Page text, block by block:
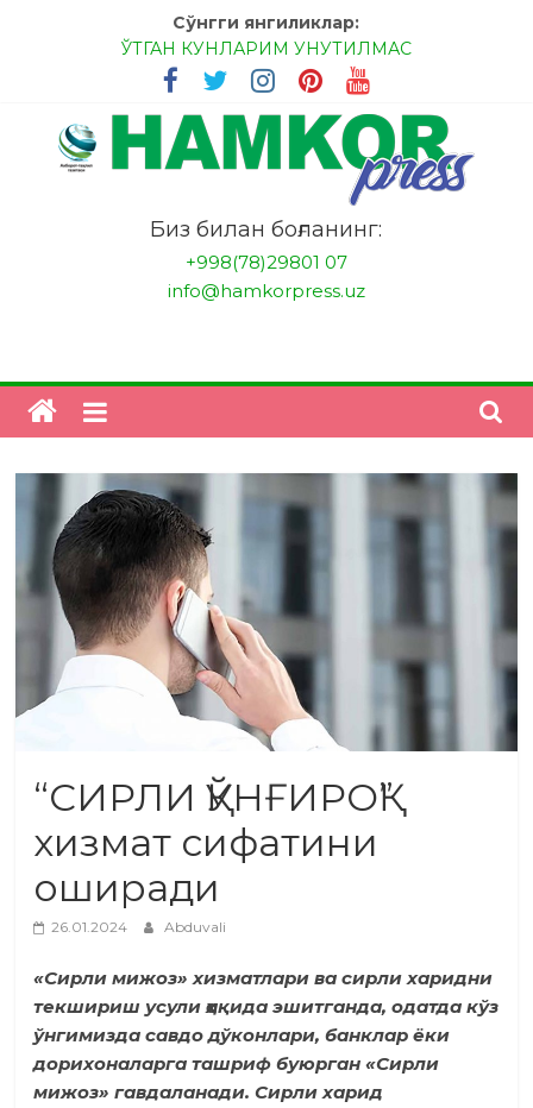
Сўнгги янгиликлар:
ЎТГАН КУНЛАРИМ УНУТИЛМАС
МЕССИ ВА РОНАЛДУ, АНА ЭНДИ ИККАЛАНГ ҲАМ
ҲУСАНОВГА ТАН БЕРИНГЛАР!
МЕҲР ОРҚАЛИ ШИФО
БАНКДА ИШЛАШ ОСОНМИ?
НАТИЖАГА ЭРИШИШ ЎЗ ҚЎЛИМИЗДА
"HamkorPress"
Биз билан боғланинг:
+998(78)29801 07
info@hamkorpress.uz
“СИРЛИ ҚЎНҒИРОҚ”
хизмат сифатини
оширади
26.01.2024 Abduvali
«Сирли мижоз» хизматлари ва сирли харидни
текшириш усули ҳақида эшитганда, одатда кўз
ўнгимизда савдо дўконлари, банклар ёки
дорихоналарга ташриф буюрган «Сирли
мижоз» гавдаланади. Сирли харид